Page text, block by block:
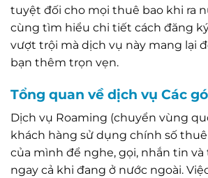
tuyệt đối cho mọi thuê bao khi ra
cùng tìm hiểu chi tiết cách đăng
vượt trội mà dịch vụ này mang lại
bạn thêm trọn vẹn.
Tổng quan về dịch vụ Các
Dịch vụ Roaming (chuyển vùng
khách hàng sử dụng chính số
của mình để nghe, gọi, nhắn tin
ngay cả khi đang ở nước ngoài.